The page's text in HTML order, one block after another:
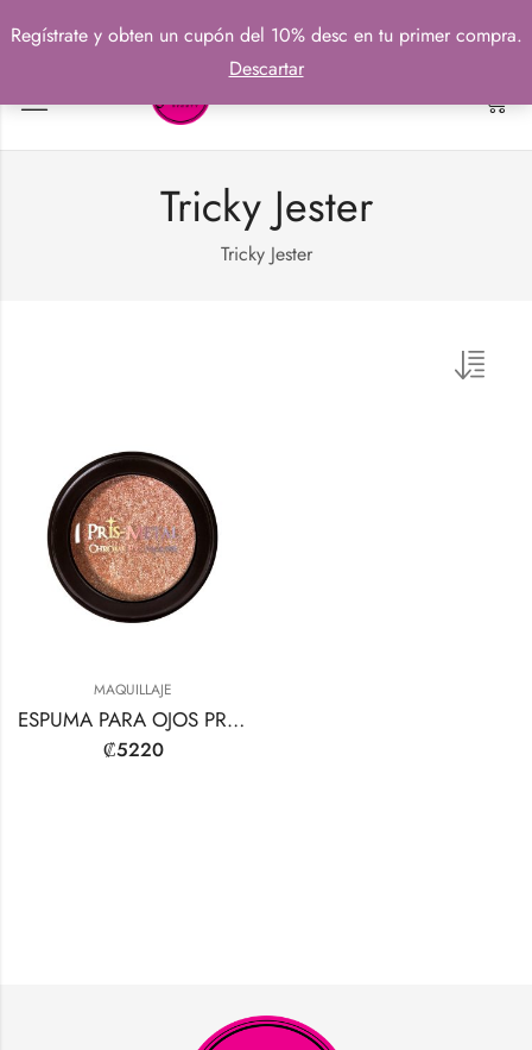
Tricky Jester
Tricky Jester
MAQUILLAJE
ESPUMA PARA OJOS PRIS-METAL CROMO
₡5220
Regístrate y obten un cupón del 10% desc en tu primer compra.
Descartar